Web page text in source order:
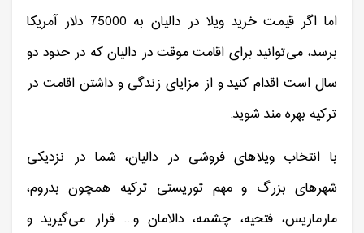
اما اگر قیمت خرید ویلا در دالیان به 75000 دلار آمریکا
برسد، می‌توانید برای اقامت موقت در دالیان که در حدود دو
سال است اقدام کنید و از مزایای زندگی و داشتن اقامت در
ترکیه بهره مند شوید.
با انتخاب ویلاهای فروشی در دالیان، شما در نزدیکی
شهرهای بزرگ و مهم توریستی ترکیه همچون بدروم،
مارماریس، فتحیه، چشمه، دالامان و... قرار می‌گیرید و